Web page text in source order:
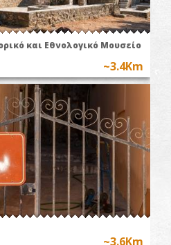
και Εθνολογικό Μουσείο
~3.4Km
~3.6Km